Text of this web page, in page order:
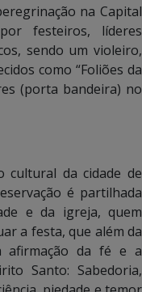
na Capital
festeiros, líderes
sendo um violeiro,
como “Foliões da
(porta bandeira) no
da cidade de
é partilhada
e da igreja, quem
a festa, que além da
afirmação da fé e a
Santo: Sabedoria,